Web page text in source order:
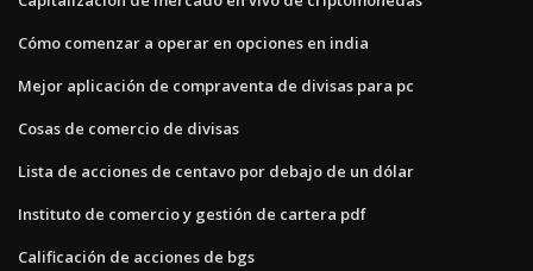
Cómo comenzar a operar en opciones en india
Mejor aplicación de compraventa de divisas para pc
Cosas de comercio de divisas
Lista de acciones de centavo por debajo de un dólar
Instituto de comercio y gestión de cartera pdf
Calificación de acciones de bgs